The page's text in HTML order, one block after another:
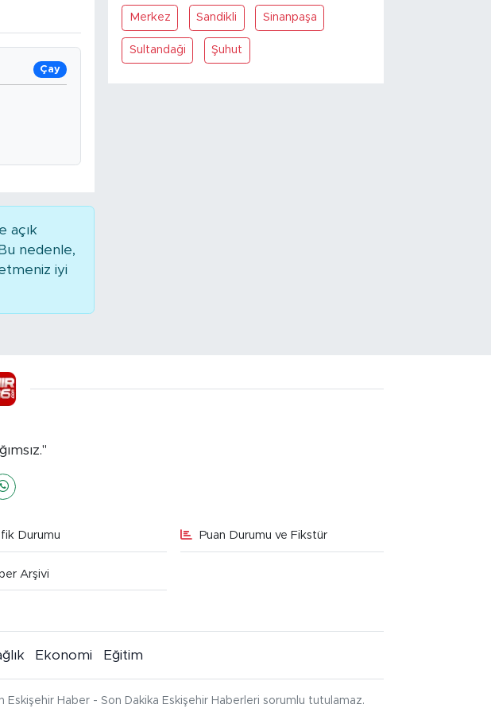
Çay
açık
nedenle,
iyi
Merkez Sandikli Sinanpaşa
Sultandaği Şuhut
Durumu Puan Durumu ve Fikstür
Arşivi
Ekonomi Eğitim
Eskişehir Haber - Son Dakika Eskişehir Haberleri sorumlu tutulamaz.